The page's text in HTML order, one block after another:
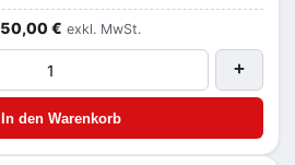
50,00 € exkl. MwSt.
+
In den Warenkorb